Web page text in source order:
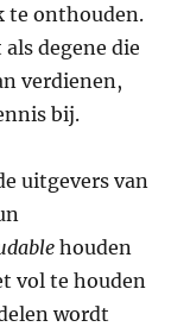
te onthouden.
degene die
verdienen,
bij.
uitgevers van
houden
vol te houden
wordt